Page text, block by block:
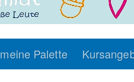
meine Palette